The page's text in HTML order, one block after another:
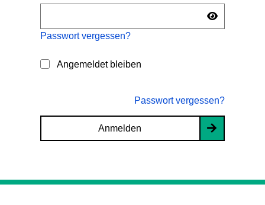
Passwort vergessen?
Angemeldet bleiben
Passwort vergessen?
Anmelden